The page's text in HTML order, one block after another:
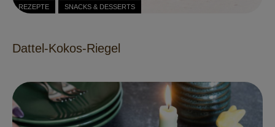
REZEPTE SNACKS & DESSERTS
Dattel-Kokos-Riegel